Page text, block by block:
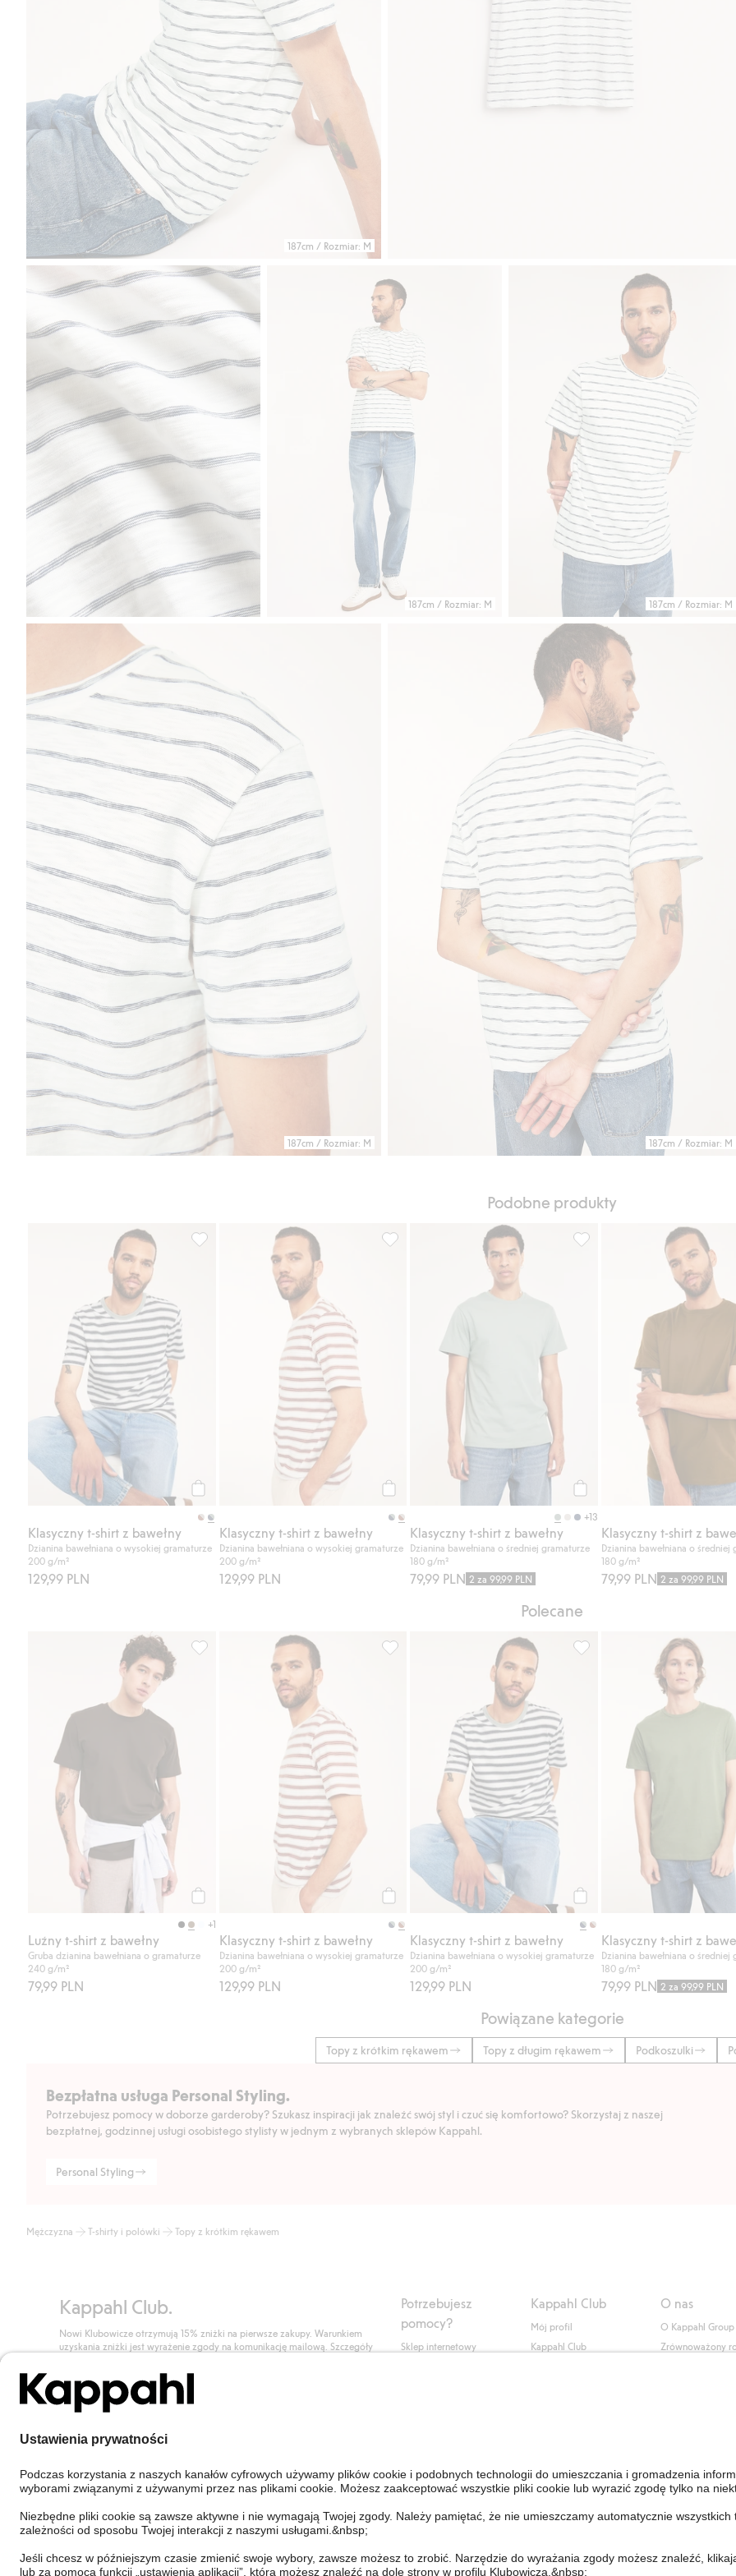
187cm / Rozmiar: M
187cm / Rozmiar: M 187cm / Rozmiar: M
187cm / Rozmiar: M 187cm / Rozmiar: M
Klubowiczu darmowa dostawa od 150 zł Kup teraz, a
Podobne produkty
Kup
Klasyczny t-shirt z bawełny
Dzianina bawełniana o wysokiej gramaturze
200 g/m²
129,99 PLN
Klasyczny t-shirt z bawełny, Dodaj do listy ulubione
Klasyczny t-shirt z bawełny
Dzianina bawełniana o wysokiej gramaturze
200 g/m²
129,99 PLN
Klasyczny t-shirt z bawełny, Dodaj do listy ulubione
+13
Klasyczny t-shirt z bawełny
Dzianina bawełniana o średniej gramaturze
180 g/m²
79,99 PLN 2 za 99,99 PLN
Klasyczny t-shirt z bawełny,
Klasyczny t-shirt z
Dzianina bawełniana o średniej
180 g/m²
79,99 PLN 2 za 99,99 PLN
Polecane
+1
Luźny t-shirt z bawełny
Gruba dzianina bawełniana o gramaturze
240 g/m²
79,99 PLN
Luźny t-shirt z bawełny, Dodaj do listy ulubione
Klasyczny t-shirt z bawełny
Dzianina bawełniana o wysokiej gramaturze
200 g/m²
129,99 PLN
Klasyczny t-shirt z bawełny, Dodaj do listy ulubione
Kup
Klasyczny t-shirt z bawełny
Dzianina bawełniana o wysokiej gramaturze
200 g/m²
129,99 PLN
Klasyczny t-shirt z bawełny,
Klasyczny t-shirt z
Dzianina bawełniana o średniej
180 g/m²
79,99 PLN 2 za 99,99 PLN
Powiązane kategorie
Topy z krótkim rękawem Topy z długim rękawem Podkoszulki
Bezpłatna usługa Personal Styling.
Potrzebujesz pomocy w doborze garderoby? Szukasz inspiracji jak znaleźć swój styl i czuć się komfortowo? Skorzystaj z naszej
bezpłatnej, godzinnej usługi osobistego stylisty w jednym z wybranych sklepów Kappahl.
Personal Styling
Mężczyzna T-shirty i polówki Topy z krótkim rękawem
Kappahl Club.
Nowi Klubowicze otrzymują 15% zniżki na pierwsze zakupy. Warunkiem
uzyskania zniżki jest wyrażenie zgody na komunikację mailową. Szczegóły
Dołącz do Klubu!
Potrzebujesz
pomocy?
Sklep internetowy
Personal Styling
Odstąp od umowy
Kappahl Club
Mój profil
Kappahl Club
O nas
O Kappahl Group
Zrównoważony
Poland Zmień kraj